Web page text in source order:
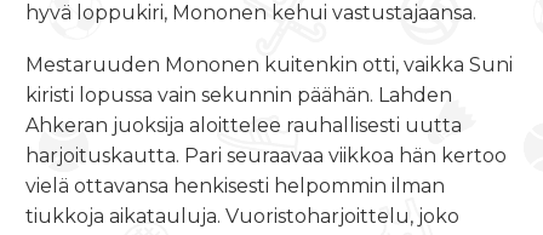
hyvä loppukiri, Mononen kehui vastustajaansa.
Mestaruuden Mononen kuitenkin otti, vaikka Suni
kiristi lopussa vain sekunnin päähän. Lahden
Ahkeran juoksija aloittelee rauhallisesti uutta
harjoituskautta. Pari seuraavaa viikkoa hän kertoo
vielä ottavansa henkisesti helpommin ilman
tiukkoja aikatauluja. Vuoristoharjoittelu, joko